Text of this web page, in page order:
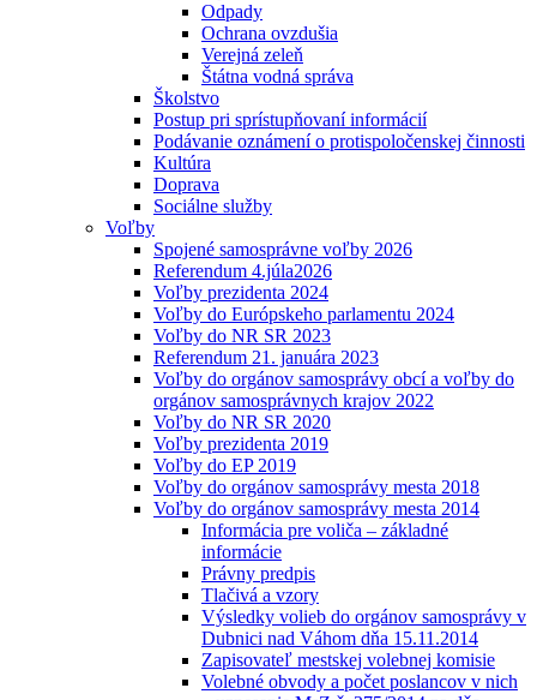
Odpady
Ochrana ovzdušia
Verejná zeleň
Štátna vodná správa
Školstvo
Postup pri sprístupňovaní informácií
Podávanie oznámení o protispoločenskej činnosti
Kultúra
Doprava
Sociálne služby
Voľby
Spojené samosprávne voľby 2026
Referendum 4.júla2026
Voľby prezidenta 2024
Voľby do Európskeho parlamentu 2024
Voľby do NR SR 2023
Referendum 21. januára 2023
Voľby do orgánov samosprávy obcí a voľby do
orgánov samosprávnych krajov 2022
Voľby do NR SR 2020
Voľby prezidenta 2019
Voľby do EP 2019
Voľby do orgánov samosprávy mesta 2018
Voľby do orgánov samosprávy mesta 2014
Informácia pre voliča – základné
informácie
Právny predpis
Tlačivá a vzory
Výsledky volieb do orgánov samosprávy v
Dubnici nad Váhom dňa 15.11.2014
Zapisovateľ mestskej volebnej komisie
Volebné obvody a počet poslancov v nich